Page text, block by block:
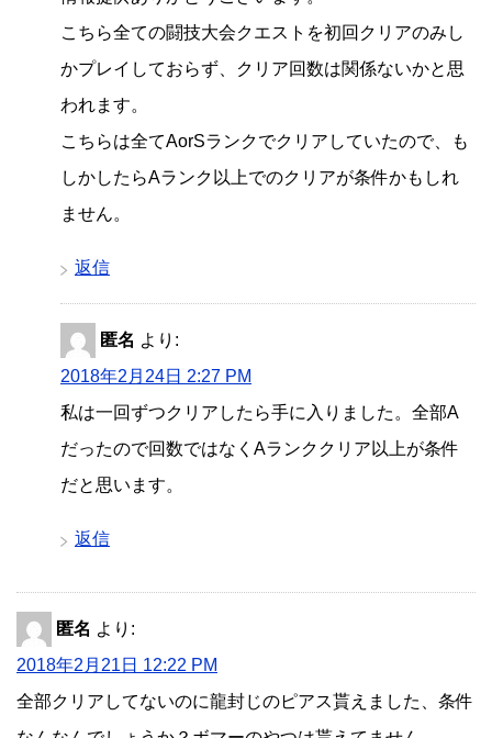
こちら全ての闘技大会クエストを初回クリアのみし
かプレイしておらず、クリア回数は関係ないかと思
われます。
こちらは全てAorSランクでクリアしていたので、も
しかしたらAランク以上でのクリアが条件かもしれ
ません。
返信
匿名 より:
2018年2月24日 2:27 PM
私は一回ずつクリアしたら手に入りました。全部A
だったので回数ではなくAランククリア以上が条件
だと思います。
返信
匿名 より:
2018年2月21日 12:22 PM
全部クリアしてないのに龍封じのピアス貰えました、条件